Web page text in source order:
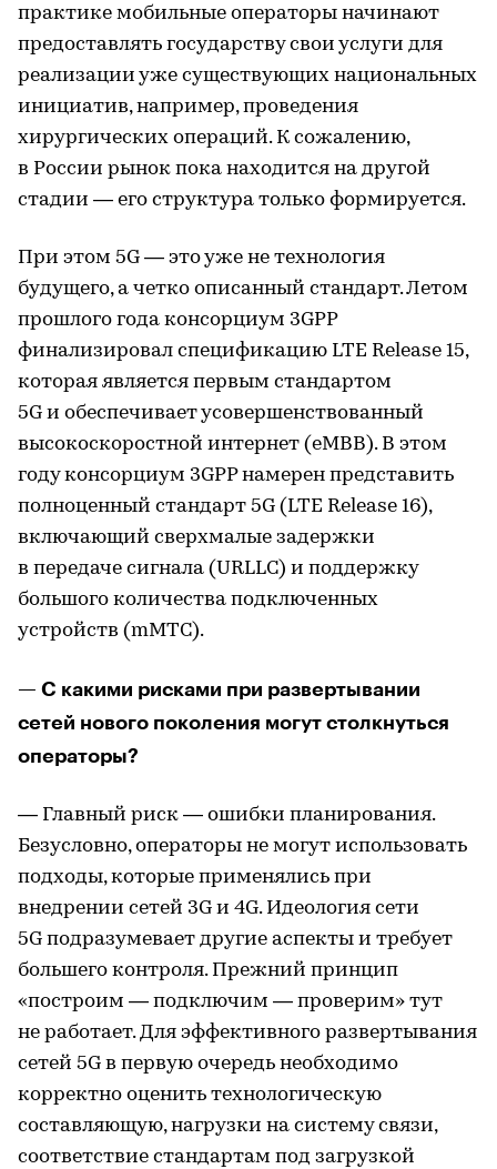
практике мобильные операторы начинают
предоставлять государству свои услуги для
реализации уже существующих национальных
инициатив, например, проведения
хирургических операций. К сожалению,
в России рынок пока находится на другой
стадии — его структура только формируется.
При этом 5G — это уже не технология
будущего, а четко описанный стандарт. Летом
прошлого года консорциум 3GPP
финализировал спецификацию LTE Release 15,
которая является первым стандартом
5G и обеспечивает усовершенствованный
высокоскоростной интернет (eMBB). В этом
году консорциум 3GPP намерен представить
полноценный стандарт 5G (LTE Release 16),
включающий сверхмалые задержки
в передаче сигнала (URLLC) и поддержку
большого количества подключенных
устройств (mMTC).
— С какими рисками при развертывании
сетей нового поколения могут столкнуться
операторы?
— Главный риск — ошибки планирования.
Безусловно, операторы не могут использовать
подходы, которые применялись при
внедрении сетей 3G и 4G. Идеология сети
5G подразумевает другие аспекты и требует
большего контроля. Прежний принцип
«построим — подключим — проверим» тут
не работает. Для эффективного развертывания
сетей 5G в первую очередь необходимо
корректно оценить технологическую
составляющую, нагрузки на систему связи,
соответствие стандартам под загрузкой